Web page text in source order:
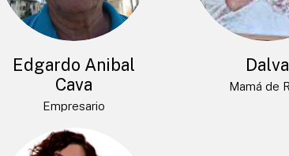
Edgardo Anibal
Cava
Empresario
Dalva
Mamá de